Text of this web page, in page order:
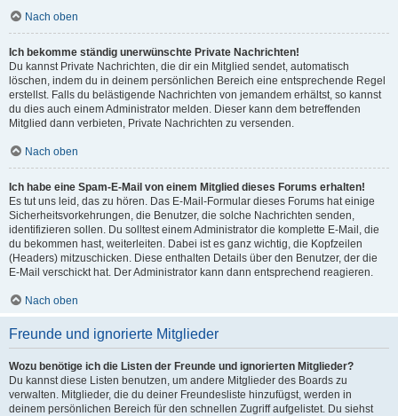
Nach oben
Ich bekomme ständig unerwünschte Private Nachrichten!
Du kannst Private Nachrichten, die dir ein Mitglied sendet, automatisch
löschen, indem du in deinem persönlichen Bereich eine entsprechende Regel
erstellst. Falls du belästigende Nachrichten von jemandem erhältst, so kannst
du dies auch einem Administrator melden. Dieser kann dem betreffenden
Mitglied dann verbieten, Private Nachrichten zu versenden.
Nach oben
Ich habe eine Spam-E-Mail von einem Mitglied dieses Forums erhalten!
Es tut uns leid, das zu hören. Das E-Mail-Formular dieses Forums hat einige
Sicherheitsvorkehrungen, die Benutzer, die solche Nachrichten senden,
identifizieren sollen. Du solltest einem Administrator die komplette E-Mail, die
du bekommen hast, weiterleiten. Dabei ist es ganz wichtig, die Kopfzeilen
(Headers) mitzuschicken. Diese enthalten Details über den Benutzer, der die
E-Mail verschickt hat. Der Administrator kann dann entsprechend reagieren.
Nach oben
Freunde und ignorierte Mitglieder
Wozu benötige ich die Listen der Freunde und ignorierten Mitglieder?
Du kannst diese Listen benutzen, um andere Mitglieder des Boards zu
verwalten. Mitglieder, die du deiner Freundesliste hinzufügst, werden in
deinem persönlichen Bereich für den schnellen Zugriff aufgelistet. Du siehst